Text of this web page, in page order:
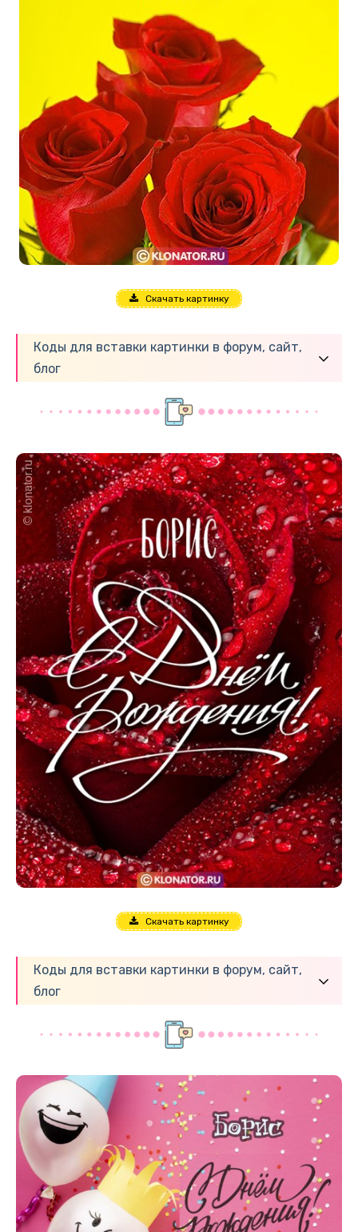
Скачать картинку
Коды для вставки картинки в форум, сайт,
блог
Скачать картинку
Коды для вставки картинки в форум, сайт,
блог